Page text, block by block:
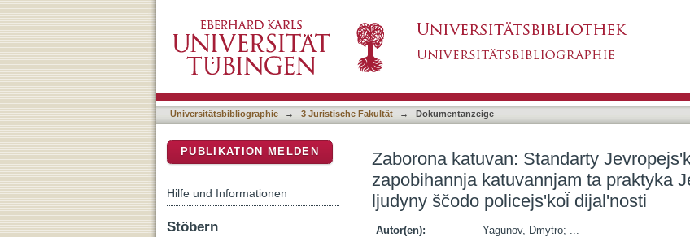
Zaborona katuvan: Standarty Jevropejsʹkoho komitetu z pytanʹ
praktyka Jevropejsʹkoho sudu z prav ljudyny ščodo policejsʹkoi͏̈
Universitätsbibliographie → 3 Juristische Fakultät → Dokumentanzeige
Zaborona katuvan: Standarty
zapobihannja katuvannjam ta praktyka
ljudyny ščodo policejsʹkoi͏̈ dijalʹnosti
Autor(en):
Yagunov, Dmytro; ...
PUBLIKATION MELDEN
Hilfe und Informationen
Stöbern